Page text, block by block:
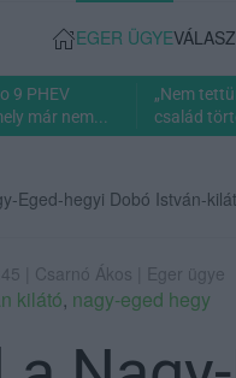
EGER ÜGYE
9 PHEV
már nem...
„Nem
család
Eged-hegyi Dobó István-
| Csarnó Ákos | Eger ügye
kilátó, nagy-eged hegy